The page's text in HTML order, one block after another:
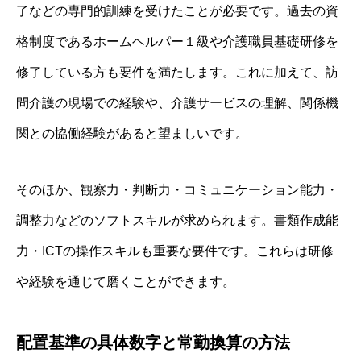
了などの専門的訓練を受けたことが必要です。過去の資
格制度であるホームヘルパー１級や介護職員基礎研修を
修了している方も要件を満たします。これに加えて、訪
問介護の現場での経験や、介護サービスの理解、関係機
関との協働経験があると望ましいです。
そのほか、観察力・判断力・コミュニケーション能力・
調整力などのソフトスキルが求められます。書類作成能
力・ICTの操作スキルも重要な要件です。これらは研修
や経験を通じて磨くことができます。
配置基準の具体数字と常勤換算の方法